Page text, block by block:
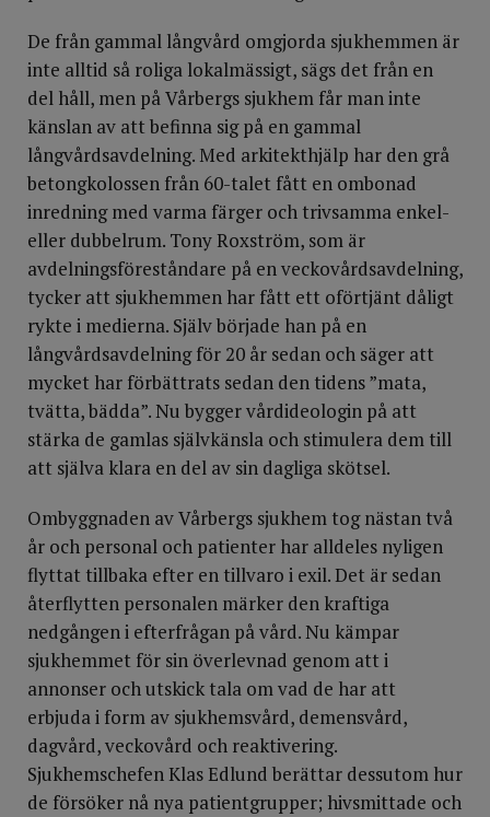
De från gammal långvård omgjorda sjukhemmen är
inte alltid så roliga lokalmässigt, sägs det från en
del håll, men på Vårbergs sjukhem får man inte
känslan av att befinna sig på en gammal
långvårdsavdelning. Med arkitekthjälp har den grå
betongkolossen från 60-talet fått en ombonad
inredning med varma färger och trivsamma enkel-
eller dubbelrum. Tony Roxström, som är
avdelningsföreståndare på en veckovårdsavdelning,
tycker att sjukhemmen har fått ett oförtjänt dåligt
rykte i medierna. Själv började han på en
långvårdsavdelning för 20 år sedan och säger att
mycket har förbättrats sedan den tidens ”mata,
tvätta, bädda”. Nu bygger vårdideologin på att
stärka de gamlas självkänsla och stimulera dem till
att själva klara en del av sin dagliga skötsel.
Ombyggnaden av Vårbergs sjukhem tog nästan två
år och personal och patienter har alldeles nyligen
flyttat tillbaka efter en tillvaro i exil. Det är sedan
återflytten personalen märker den kraftiga
nedgången i efterfrågan på vård. Nu kämpar
sjukhemmet för sin överlevnad genom att i
annonser och utskick tala om vad de har att
erbjuda i form av sjukhemsvård, demensvård,
dagvård, veckovård och reaktivering.
Sjukhemschefen Klas Edlund berättar dessutom hur
de försöker nå nya patientgrupper; hivsmittade och